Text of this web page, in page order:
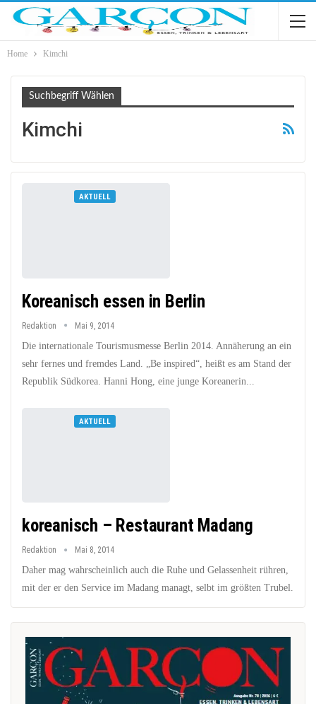
Home Kimchi
Suchbegriff Wählen
Kimchi
AKTUELL
Koreanisch essen in Berlin
Redaktion Mai 9, 2014
Die internationale Tourismusmesse Berlin 2014. Annäherung an ein
sehr fernes und fremdes Land. „Be inspired“, heißt es am Stand der
Republik Südkorea. Hanni Hong, eine junge Koreanerin...
AKTUELL
koreanisch – Restaurant Madang
Redaktion Mai 8, 2014
Daher mag wahrscheinlich auch die Ruhe und Gelassenheit rühren,
mit der er den Service im Madang managt, selbt im größten Trubel.